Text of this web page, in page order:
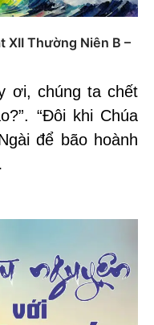
XII Thường Niên B –
ơi, chúng ta chết
“Đôi khi Chúa
để bão hoành